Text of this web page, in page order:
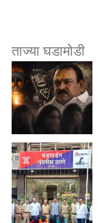
ताज्या घडामोडी